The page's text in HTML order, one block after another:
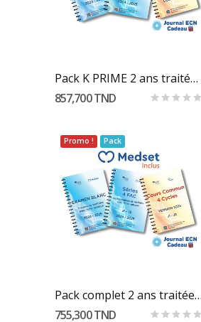
Ajouter Au Panier
Pack K PRIME 2 ans traitées et vérifiées "...
857,700 TND
Promo ! Pack
Ajouter Au Panier
Pack complet 2 ans traitées et vérifiées "...
755,300 TND